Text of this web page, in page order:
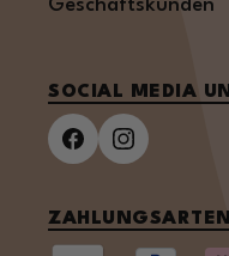
Geschäftskunden
SOCIAL MEDIA